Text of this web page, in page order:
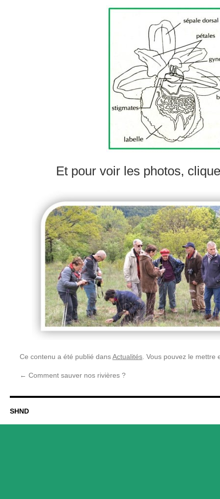
Et pour voir les photos,
Ce contenu a été publié dansActualités . Vous pouvez le
← Comment sauver nos rivières ?
SHND